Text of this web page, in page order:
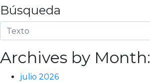
Búsqueda
Archives by Month:
julio 2026